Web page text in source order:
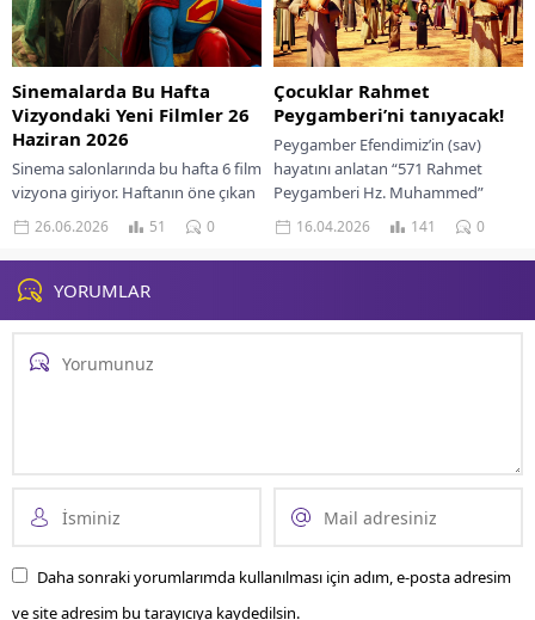
Sinemalarda Bu Hafta
Vizyondaki Yeni Filmler 26
Haziran 2026
Sinema salonlarında bu hafta 6 film
vizyona giriyor. Haftanın öne çıkan
yapımları çizgi romandan
uyarlanan "Supergirl" ve 40 milyon
dolarlık...
26.06.2026 51 0
Çocuklar Rahmet
Peygamberi’ni tanıyacak!
Peygamber Efendimiz’in (sav)
hayatını anlatan “571 Rahmet
Peygamberi Hz. Muhammed”
animasyon filmi 17 Nisan’da
sinemaseverlerle buluşacak.
Yapımcısı Murat Kaya, filmi...
16.04.2026 141 0
YORUMLAR
Daha sonraki yorumlarımda kullanılması için adım, e-posta adresim
ve site adresim bu tarayıcıya kaydedilsin.